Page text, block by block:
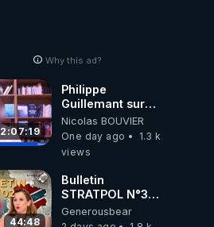
Why this ad?
2:07:19
Philippe
Guillemant sur
l’IA, la conscience
et les OVNI
Nicolas BOUVIER
One day ago
1.3 k
views
44:48
Bulletin
STRATPOL N°302.
Armée des
drones, MS-21 en
Generousbear